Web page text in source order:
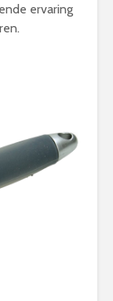
ervaring